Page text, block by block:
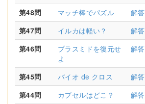
第48問
マッチ棒でパズル
解答
第47問
イルカは軽い？
解答
第46問
プラスミドを復元せ
よ
解答
第45問 バイオ de クロス
解答
第44問
カプセルはどこ？
解答